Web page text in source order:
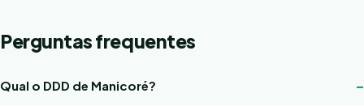
Perguntas frequentes
Qual o DDD de Manicoré?